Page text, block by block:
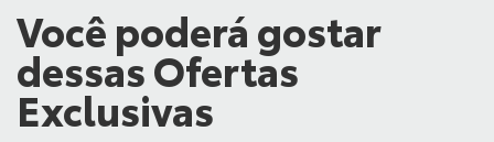
Você poderá gostar
dessas Ofertas
Exclusivas